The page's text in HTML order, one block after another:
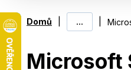
Domů ...
Microsoft